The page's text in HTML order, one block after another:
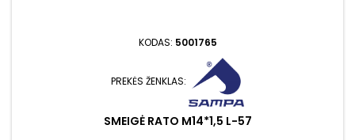
KODAS: 5001765
PREKĖS ŽENKLAS:
SMEIGĖ RATO M14*1,5 L-57